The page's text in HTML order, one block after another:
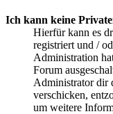
Ich kann keine
Hierfür kann es
registriert und /
Administration
Forum
Administrator dir
verschicken,
um weitere